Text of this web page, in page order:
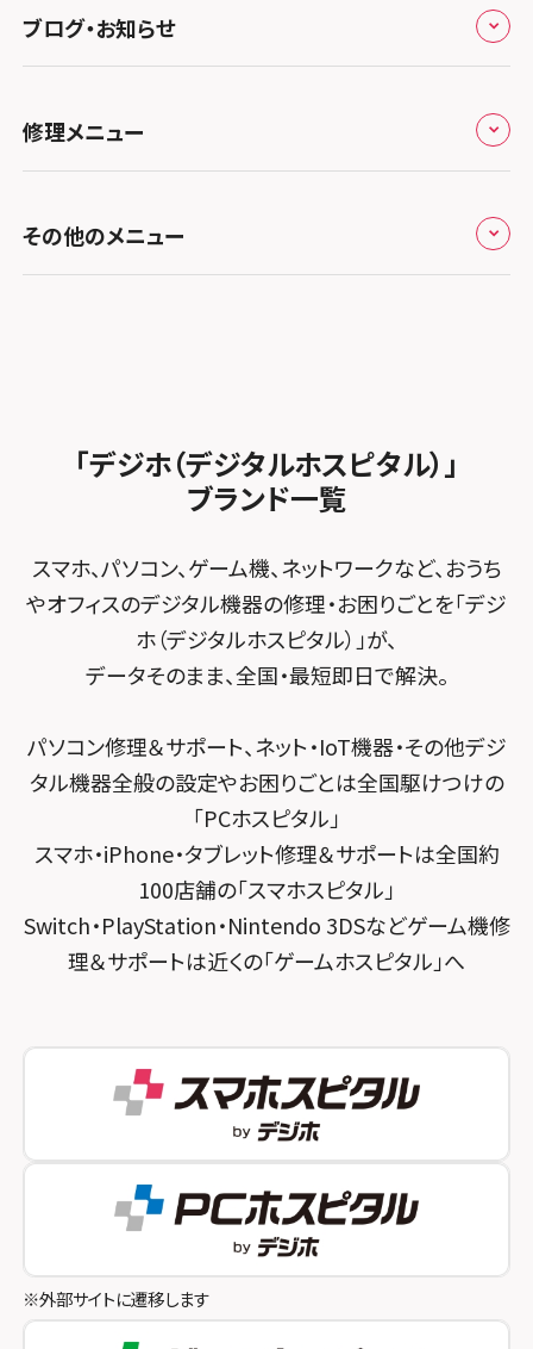
スマホスピタル ゲオデジタルベース川口元郷
スマホスピタル埼玉大宮
スマホスピタル テルル蒲生
スマホスピタル テルル新越谷
スマホスピタル テルル草加花栗
スマホスピタル テルル東川口
スマホスピタル テルル松戸五香
スマホスピタル テルル宮野木
スマホスピタル千葉
スマホスピタル 大森
スマホスピタル練馬
スマホスピタル 神田
スマホスピタル三軒茶屋
スマホスピタル秋葉原
スマホスピタル 自由が丘
スマホスピタルオリナス錦糸町
スマホスピタル テルル成増
スマホスピタル池袋
スマホスピタル八王子
スマホスピタル町田
スマホスピタル 藤枝
スマホスピタル名古屋駅前
スマホスピタル名古屋金山
スマホスピタル 大府
スマホスピタル 西枇杷島
スマホスピタル 尾張旭
スマホスピタル平和が丘
スマホスピタル春日井勝川
スマホスピタル京橋
スマホスピタル難波
スマホスピタルイオンタウン茨木太田
スマホスピタル住道オペラパーク
スマホスピタル東大阪ロンモール布施
スマホスピタル堺
スマホスピタル 堺出張所
スマホスピタル京都河原町
スマホスピタル宇治槙島
スマホスピタル烏丸
スマホスピタル 京都宇治
スマホスピタル 福知山
スマホスピタル神戸三宮
スマホスピタル by デジホ 姫路キャスパ
スマホスピタル伊丹
スマホスピタル奈良生駒
スマホスピタル和歌山
スマホスピタル岡山駅前
スマホスピタル西条
スマホスピタル by デジホ マークイズ福岡もも
ち
スマホスピタル福岡天神
スマホスピタル熊本下通
スマホスピタル GODOモバイル大分府内町
キャンペーン一覧
ブログ・お知らせ
お知らせ
修理メニュー
iPhone修理メニュー
MacBook修理メニュー
その他のメニュー
FCNTスマートフォン修理
「デジホ（デジタルホスピタル）」
ブランド一覧
スマホ、パソコン、ゲーム機、ネットワークなど、おうち
やオフィスのデジタル機器の修理・お困りごとを「デジ
ホ（デジタルホスピタル）」が、
データそのまま、全国・最短即日で解決。
パソコン修理＆サポート、ネット・IoT機器・その他デジ
タル機器全般の設定やお困りごとは全国駆けつけの
「PCホスピタル」
スマホ・iPhone・タブレット修理＆サポートは全国約
100店舗の「スマホスピタル」
Switch・PlayStation・Nintendo 3DSなどゲーム機修
理＆サポートは近くの「ゲームホスピタル」へ
※外部サイトに遷移します